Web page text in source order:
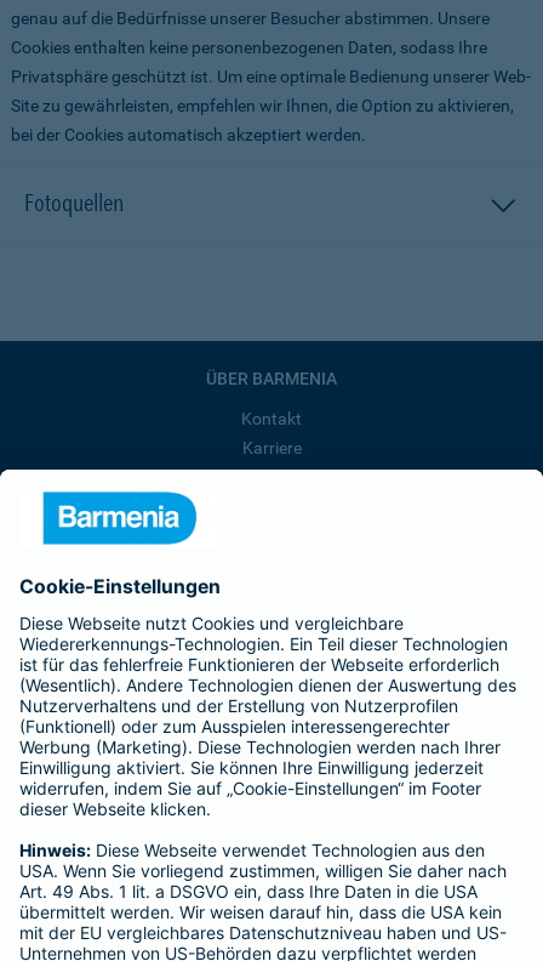
genau auf die Bedürfnisse unserer Besucher abstimmen. Unsere
Cookies enthalten keine personenbezogenen Daten, sodass Ihre
Privatsphäre geschützt ist. Um eine optimale Bedienung unserer Web-
Site zu gewährleisten, empfehlen wir Ihnen, die Option zu aktivieren,
bei der Cookies automatisch akzeptiert werden.
Fotoquellen
ÜBER BARMENIA
Kontakt
Karriere
Barmenia ist Teil der BarmeniaGothaer
BELIEBTE SEITEN
Kranken-Zusatzversicherung
Tierversicherungen
Haftpflichtversicherung
Hausratversicherung
Adresse ändern
Schaden melden
Kilometerstandsmeldung
Serviceübersicht